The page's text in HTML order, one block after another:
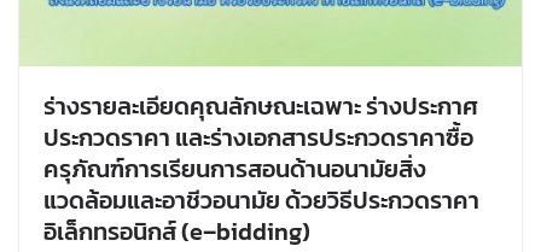
ร่างรายละเอียดคุณลักษณะเฉพาะ ร่างประกาศ
ประกวดราคา และร่างเอกสารประกวดราคาซื้อ
ครุภัณฑ์การเรียนการสอนด้านอนามัยสิ่ง
แวดล้อมและอาชีวอนามัย ด้วยวิธีประกวดราคา
อิเล็กทรอนิกส์ (e–bidding)